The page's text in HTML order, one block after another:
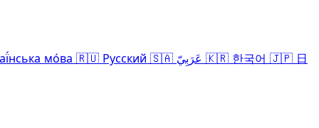
мо́ва 🇷🇺 Русский 🇸🇦 عَرَبِيّ 🇰🇷 한국어 🇯🇵 日